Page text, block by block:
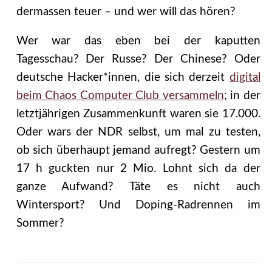
dermassen teuer – und wer will das hören?
Wer war das eben bei der kaputten
Tagesschau? Der Russe? Der Chinese? Oder
deutsche Hacker*innen, die sich derzeit digital
beim Chaos Computer Club versammeln; in der
letztjährigen Zusammenkunft waren sie 17.000.
Oder wars der NDR selbst, um mal zu testen,
ob sich überhaupt jemand aufregt? Gestern um
17 h guckten nur 2 Mio. Lohnt sich da der
ganze Aufwand? Täte es nicht auch
Wintersport? Und Doping-Radrennen im
Sommer?